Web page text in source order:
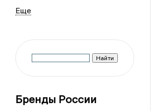
Бренды России